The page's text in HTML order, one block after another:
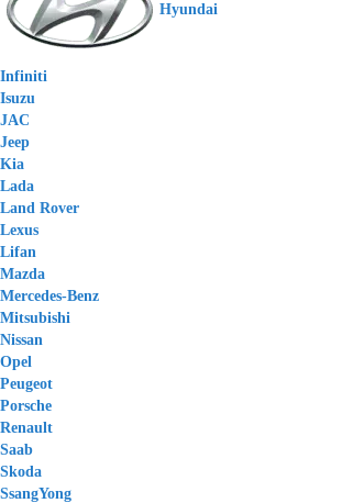
Hyundai
Infiniti
Isuzu
JAC
Jeep
Kia
Lada
Land Rover
Lexus
Lifan
Mazda
Mercedes-Benz
Mitsubishi
Nissan
Opel
Peugeot
Porsche
Renault
Saab
Skoda
SsangYong